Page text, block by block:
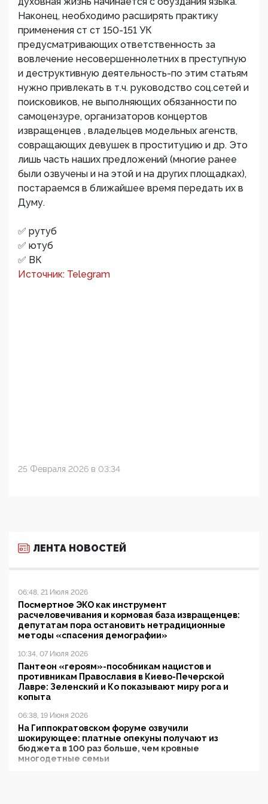
Наконец, необходимо расширять практику
применения ст ст 150-151 УК
предусматривающих ответственность за
вовлечение несовершеннолетних в преступную
и деструктивную деятельность-по этим статьям
нужно привлекать в т.ч. руководство соц.сетей и
поисковиков, не выполняющих обязанности по
самоцензуре, организаторов концертов
извращенцев , владельцев модельных агенств,
совращающих девушек в проституцию и др. Это
лишь часть наших предложений (многие ранее
были озвучены и на этой и на других площадках),
постараемся в ближайшее время передать их в
Думу.
✅ рутуб
✅ ютуб
✅ ВК
Источник: Telegram
25 Февраля 2026 в 03:34
ЛЕНТА НОВОСТЕЙ
06:48, 21 Июля 2026
Посмертное ЭКО как инструмент
расчеловечивания и кормовая база извращенцев:
депутатам пора остановить нетрадиционные
методы «спасения демографии»
10:34, 07 Июля 2026
Пантеон «героям»-пособникам нацистов и
противникам Православия в Киево-Печерской
Лавре: Зеленский и Ко показывают миру рога и
копыта
06:38, 19 Июня 2026
На Гиппократовском форуме озвучили
шокирующее: платные опекуны получают из
бюджета в 100 раз больше, чем кровные
многодетные семьи